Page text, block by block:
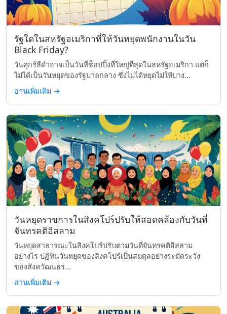
รัฐใดในสหรัฐอเมริกาที่ให้วันหยุดพนักงานในวัน
Black Friday?
วันศุกร์สีดำอาจเป็นวันที่ช็อปปิ้งที่ใหญ่ที่สุดในสหรัฐอเมริกา แต่ก็
ไม่ได้เป็นวันหยุดของรัฐบาลกลาง ซึ่งไม่ได้หยุดไม่ให้บาง...
อ่านเพิ่มเติม →
วันหยุดราชการในสิงคโปร์ปรับให้สอดคล้องกับวันที่
จันทรคติอิสลาม
วันหยุดสาธารณะในสิงคโปร์ปรับตามวันที่จันทรคติอิสลาม
อย่างไร ปฏิทินวันหยุดของสิงคโปร์เป็นสมดุลอย่างระมัดระวัง
ของสังควัฒนธร...
อ่านเพิ่มเติม →